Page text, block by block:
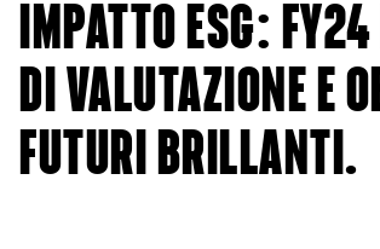
IMPATTO ESG:
DI VALUTAZIONE E
FUTURI BRILLANTI.